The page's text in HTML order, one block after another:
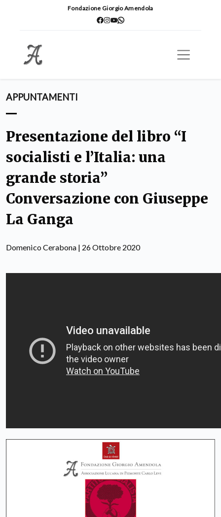
Fondazione Giorgio Amendola
APPUNTAMENTI
Presentazione del libro “I
socialisti e l’Italia: una
grande storia”
Conversazione con Giuseppe
La Ganga
Domenico Cerabona | 26 Ottobre 2020